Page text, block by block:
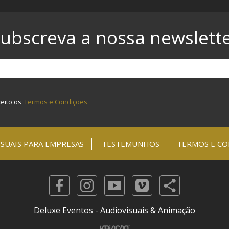
a nossa
os Termos e Condições
PARA EMPRESAS TESTEMUNHOS TERMOS E
Deluxe Eventos - Audiovisuais & Animação